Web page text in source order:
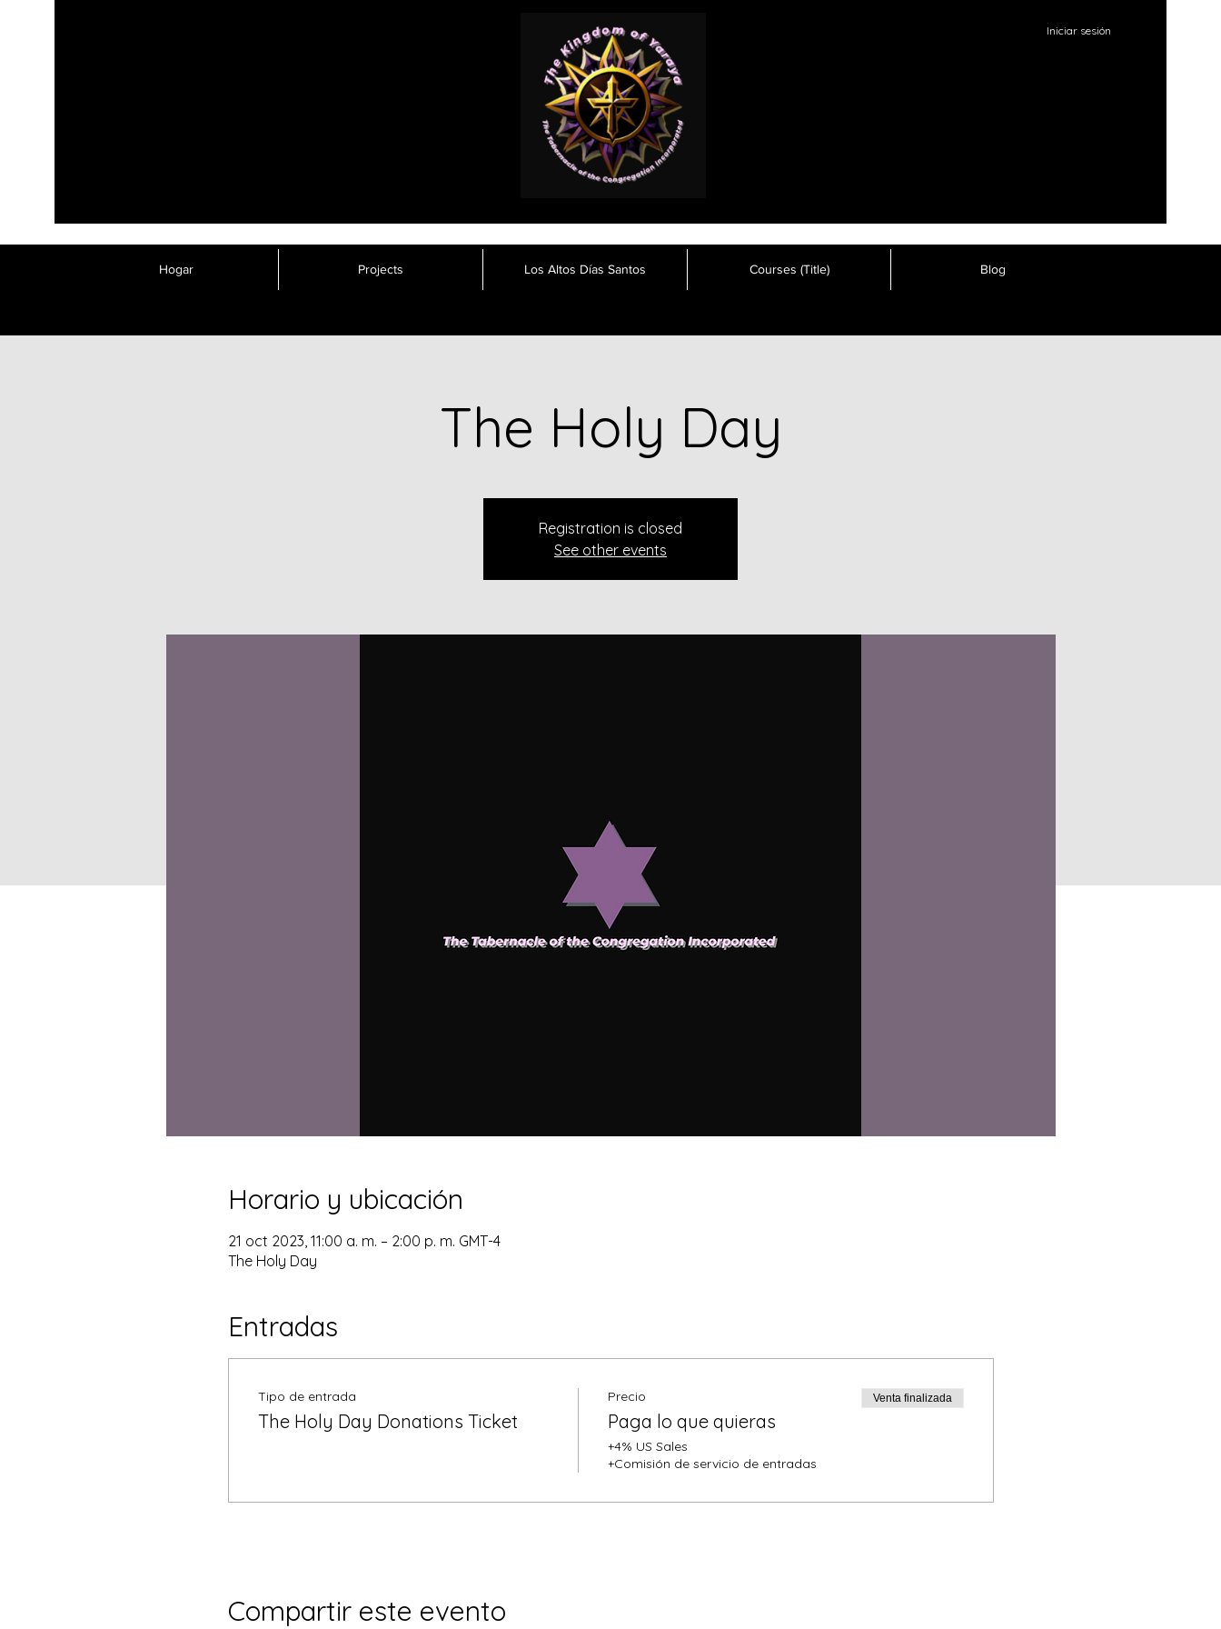
Iniciar sesión
Hogar Projects Los Altos Días Santos Courses (Title) Blog
The Holy Day
Registration is closed
See other events
Horario y ubicación
21 oct 2023, 11:00 a. m. – 2:00 p. m. GMT-4
The Holy Day
Entradas
Tipo de entrada
The Holy Day Donations Ticket
Precio
Paga lo que quieras
+4% US Sales
+Comisión de servicio de entradas
Venta finalizada
Compartir este evento